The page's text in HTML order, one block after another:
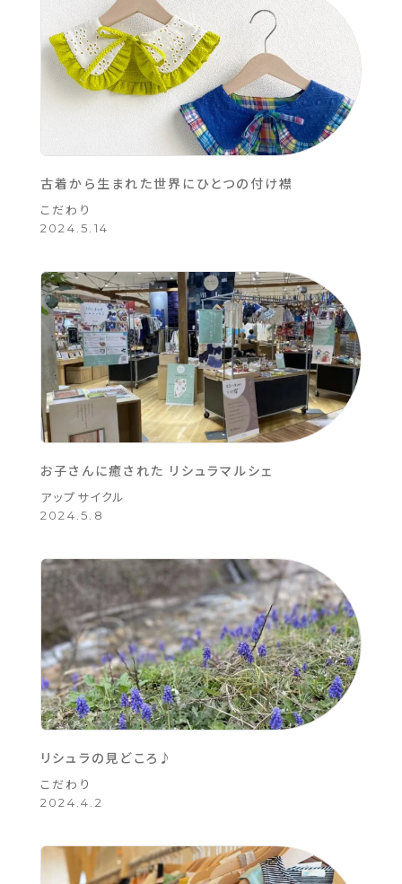
古着から生まれた世界にひとつの付け襟
こだわり
2024.5.14
お子さんに癒された リシュラマルシェ
アップサイクル
2024.5.8
リシュラの見どころ♪
こだわり
2024.4.2